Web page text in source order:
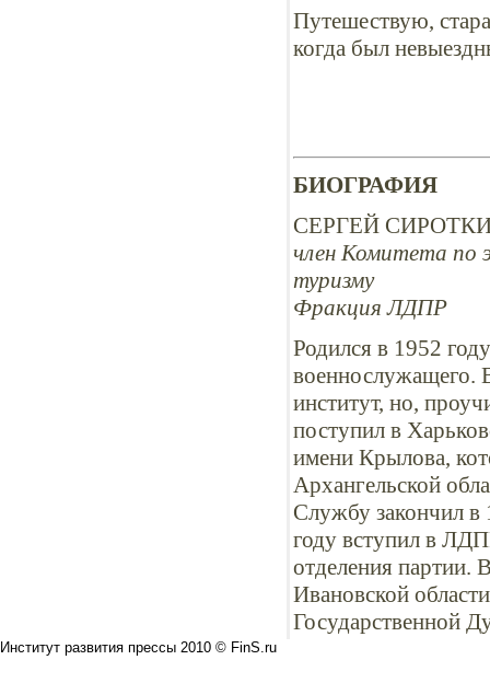
Путешествую,
когда был
БИОГРАФИЯ
СЕРГЕЙ
член Комитета по
туризму
Фракция ЛДПР
Родился в 1952
военнослужащего.
институт, но,
поступил в
имени Крылова,
Архангельской
Службу закончил в
году вступил в
отделения партии.
Ивановской
Государственной
Институт развития прессы 2010 © FinS.ru